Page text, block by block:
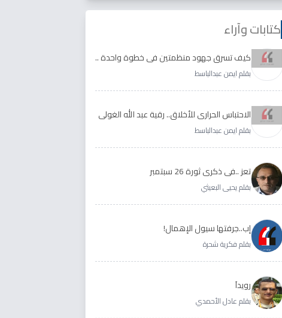
كتابات وآراء
كيف تسرق جهود منظمتين في خطوة واحدة ..
الأجابة لدى رقية عبد الله الغولي وغدير طيره
بقلم ايمن عبدالباسط
الاحتباس الحراري للأخلاق.. رقية عبد الله الغولي
وغدير طيره نموذجا
بقلم ايمن عبدالباسط
تعز ..في ذكرى ثورة 26 سبتمبر
بقلم يحيى البعيثي
إب..جرفتها سيول الإهمال!
بقلم فكرية شحرة
رويداَ
بقلم عادل الأحمدي